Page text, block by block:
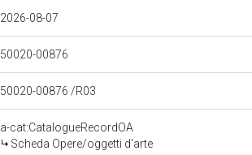
2026-08-07
50020-00876
50020-00876 /R03
a-cat:CatalogueRecordOA
Scheda Opere/oggetti d'arte